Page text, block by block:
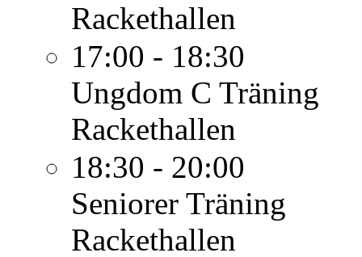
Rackethallen
17:00 - 18:30
Ungdom C Träning
Rackethallen
18:30 - 20:00
Seniorer Träning
Rackethallen